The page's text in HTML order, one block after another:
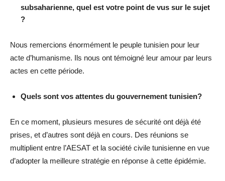
subsaharienne, quel est votre point de vus sur le sujet
?
Nous remercions énormément le peuple tunisien pour leur
acte d’humanisme. Ils nous ont témoigné leur amour par leurs
actes en cette période.
Quels sont vos attentes du gouvernement tunisien?
En ce moment, plusieurs mesures de sécurité ont déjà été
prises, et d’autres sont déjà en cours. Des réunions se
multiplient entre l’AESAT et la société civile tunisienne en vue
d’adopter la meilleure stratégie en réponse à cette épidémie.